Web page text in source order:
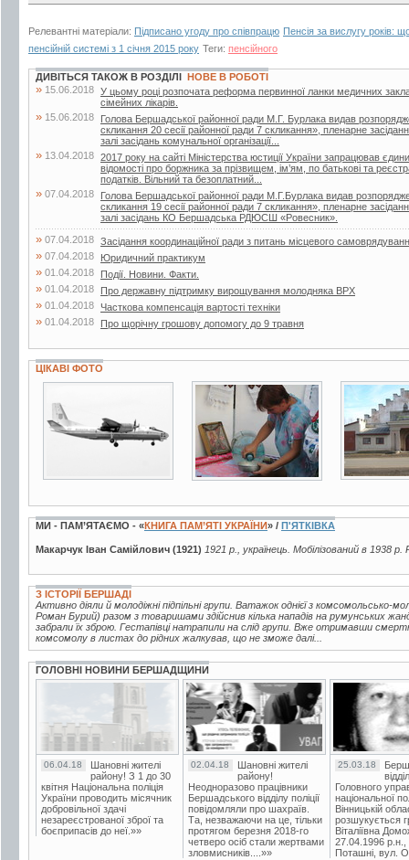
Релевантні матеріали: Підписано угоду про співпрацю Пенсія за вислугу років:
пенсійній системі з 1 січня 2015 року Теги: пенсійного
ДИВІТЬСЯ ТАКОЖ В РОЗДІЛІ НОВЕ В РОБОТІ
» 15.06.2018 У цьому році розпочата реформа первинної ланки медичних
сімейних лікарів.
» 15.06.2018
Голова Бершадської районної ради М.Г. Бурлака видав
скликання 20 сесії районної ради 7 скликання», пленарне
залі засідань комунальної організації...
» 13.04.2018 2017 року на сайті Міністерства юстиції України запрацював
відомості про боржника за прізвищем, ім’ям, по батькові та
податків. Вільний та безоплатний...
» 07.04.2018
Голова Бершадської районної ради М.Г.Бурлака видав
скликання 19 сесії районної ради 7 скликання», пленарне
залі засідань КО Бершадська РДЮСШ «Ровесник».
» 07.04.2018 Засідання координаційної ради з питань місцевого
» 07.04.2018 Юридичний практикум
» 01.04.2018 Події. Новини. Факти.
» 01.04.2018 Про державну підтримку вирощування молодняка ВРХ
» 01.04.2018 Часткова компенсація вартості техніки
» 01.04.2018 Про щорічну грошову допомогу до 9 травня
ЦІКАВІ ФОТО
8 фото 6 фото
МИ - ПАМ’ЯТАЄМО - «КНИГА ПАМ’ЯТІ УКРАЇНИ» / П'ЯТКІВКА
Макарчук Іван Самійлович (1921) 1921 р., українець. Мобілізований в 1938
З ІСТОРІЇ БЕРШАДІ
Активно діяли й молодіжні підпільні групи. Ватажок однієї з комсомольсько-
Роман Бурий) разом з товаришами здійснив кілька нападів на румунських
забрали їх зброю. Гестапівці натрапили на слід групи. Вже отримавши
комсомолу в листах до рідних жалкував, що не зможе далі...
ГОЛОВНІ НОВИНИ БЕРШАДЩИНИ
06.04.18
Шановні жителі
району! З 1 до 30
квітня Національна поліція
України проводить місячник
добровільної здачі
незареєстрованої зброї та
боєприпасів до неї.»»
02.04.18
Шановні жителі
району!
Неодноразово працівники
Бершадського відділу поліції
повідомляли про шахраїв.
Та, незважаючи на це, тільки
протягом березня 2018-го
четверо осіб стали жертвами
зловмисників....»»
25.03.18
Головного
національної
Вінницькій
розшукується
Віталіївна
27.04.1996 р.н.,
Поташні, вул.